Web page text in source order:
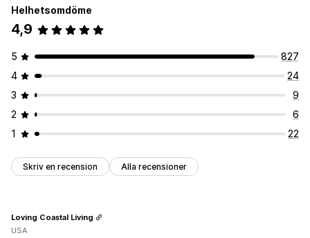
Helhetsomdöme
4,9
5
827
4
24
3
9
2
6
1
22
Skriv en recension Alla recensioner
Loving Coastal Living
USA